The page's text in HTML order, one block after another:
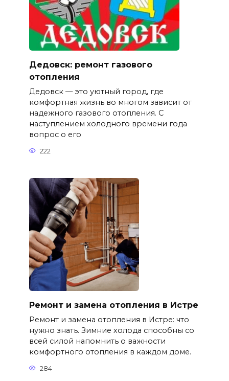
Дедовск: ремонт газового
отопления
Дедовск — это уютный город, где
комфортная жизнь во многом зависит от
надежного газового отопления. С
наступлением холодного времени года
вопрос о его
222
Ремонт и замена отопления в Истре
Ремонт и замена отопления в Истре: что
нужно знать. Зимние холода способны со
всей силой напомнить о важности
комфортного отопления в каждом доме.
284